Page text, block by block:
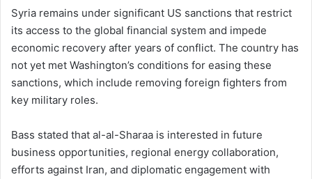
Syria remains under significant US sanctions that restrict
its access to the global financial system and impede
economic recovery after years of conflict. The country has
not yet met Washington’s conditions for easing these
sanctions, which include removing foreign fighters from
key military roles.
Bass stated that al-al-Sharaa is interested in future
business opportunities, regional energy collaboration,
efforts against Iran, and diplomatic engagement with